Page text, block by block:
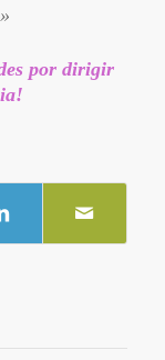
por dirigir